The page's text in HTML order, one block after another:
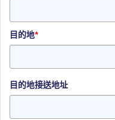
目的地*
目的地接送地址